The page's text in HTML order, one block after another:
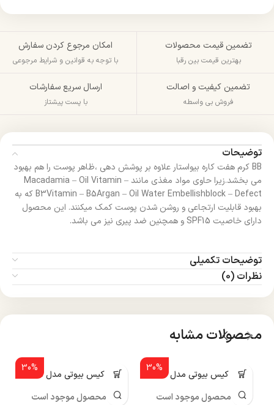
تضمین قیمت محصولات
بهترین قیمت بین رقبا
امکان مرجوع کردن سفارش
با توجه به قوانین و شرایط مرجوعی
تضمین کیفیت و اصالت
فروش بی واسطه
ارسال سریع سفارشات
با پست پیشتاز
توضیحات
BB کرم هفت کاره بیواستار علاوه بر پوشش دهی ،ظاهر پوست را هم بهبود
می بخشد.زیرا حاوی مواد مغذی مانند Macadamia – Oil Vitamin –
B3Vitamin – B5Argan – Oil Water Embellishblock – Defect که به
بهبود قابلیت ارتجاعی و روشن شدن پوست کمک میکنند. این محصول
دارای خاصیت SPF15 و همچنین ضد پیری نیز می باشد.
توضیحات تکمیلی
نظرات (0)
محصولات مشابه
30%
پنکک کیس بیوتی مدل R515
محصول موجود است
30%
پنکک کیس بیوتی مدل R505
محصول موجود است